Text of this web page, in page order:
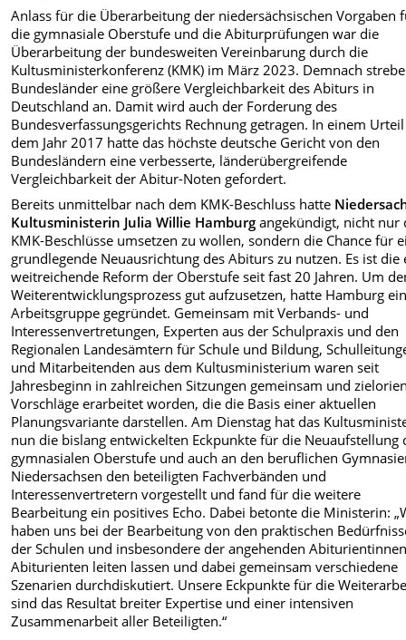
Anlass für die Überarbeitung der niedersächsischen Vorgaben
die gymnasiale Oberstufe und die Abiturprüfungen war die
Überarbeitung der bundesweiten Vereinbarung durch die
Kultusministerkonferenz (KMK) im März 2023. Demnach
Bundesländer eine größere Vergleichbarkeit des Abiturs in
Deutschland an. Damit wird auch der Forderung des
Bundesverfassungsgerichts Rechnung getragen. In einem
dem Jahr 2017 hatte das höchste deutsche Gericht von den
Bundesländern eine verbesserte, länderübergreifende
Vergleichbarkeit der Abitur-Noten gefordert.
Bereits unmittelbar nach dem KMK-Beschluss hatte
Kultusministerin Julia Willie Hamburg angekündigt, nicht nur
KMK-Beschlüsse umsetzen zu wollen, sondern die Chance für
grundlegende Neuausrichtung des Abiturs zu nutzen. Es ist die
weitreichende Reform der Oberstufe seit fast 20 Jahren. Um
Weiterentwicklungsprozess gut aufzusetzen, hatte Hamburg
Arbeitsgruppe gegründet. Gemeinsam mit Verbands- und
Interessenvertretungen, Experten aus der Schulpraxis und den
Regionalen Landesämtern für Schule und Bildung,
und Mitarbeitenden aus dem Kultusministerium waren seit
Jahresbeginn in zahlreichen Sitzungen gemeinsam und
Vorschläge erarbeitet worden, die die Basis einer aktuellen
Planungsvariante darstellen. Am Dienstag hat das
nun die bislang entwickelten Eckpunkte für die Neuaufstellung
gymnasialen Oberstufe und auch an den beruflichen
Niedersachsen den beteiligten Fachverbänden und
Interessenvertretern vorgestellt und fand für die weitere
Bearbeitung ein positives Echo. Dabei betonte die Ministerin:
haben uns bei der Bearbeitung von den praktischen
der Schulen und insbesondere der angehenden
Abiturienten leiten lassen und dabei gemeinsam verschiedene
Szenarien durchdiskutiert. Unsere Eckpunkte für die
sind das Resultat breiter Expertise und einer intensiven
Zusammenarbeit aller Beteiligten.“